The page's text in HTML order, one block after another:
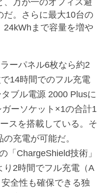
、万が一のオフィス避
だ。さらに最大10台の
まで容量を増や
ーパネル6枚なら約2
14時間でのフル充電
ブル電源 2000 Plusに
ーソケット×1の合計1
スを搭載している。そ
充電が可能だ。
「ChargeShield技術」
り2時間でフル充電（A
全性も確保できる独